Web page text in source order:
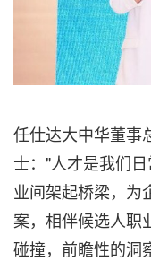
任仕达大中华董事
士："人才是我们
业间架起桥梁，为
案，相伴候选人职
碰撞，前瞻性的洞